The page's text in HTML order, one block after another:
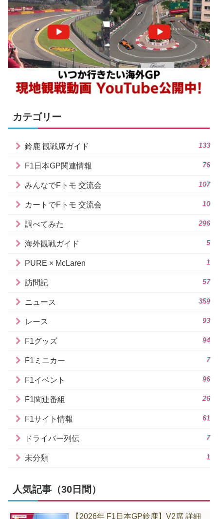
カテゴリー
鈴鹿 観戦席ガイド 133
F1日本GP関連情報 76
みんなでFトモ 交流会 107
カートでFトモ 交流会 10
調べてみた 296
海外観戦ガイド 5
PURE × McLaren 1
訪問記 57
ニュース 359
レース 93
F1グッズ 94
F1ミニカー 7
F1イベント 96
F1関連番組 26
F1サイト情報 61
ドライバー列伝 7
未分類 1
人気記事（30日間）
【2026年 F1日本GP鈴鹿】V2席 詳細